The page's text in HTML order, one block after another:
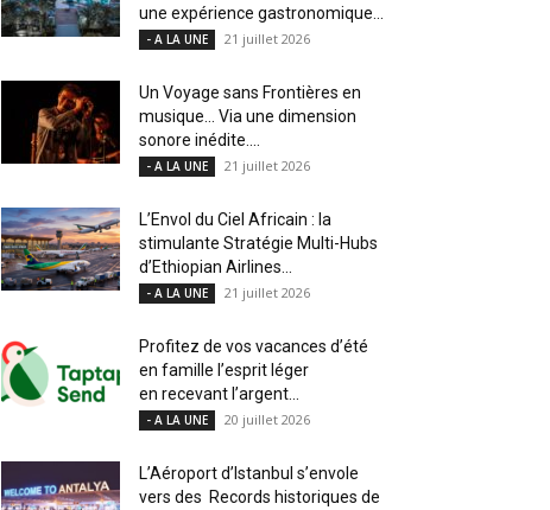
une expérience gastronomique...
- A LA UNE 21 juillet 2026
Un Voyage sans Frontières en
musique… Via une dimension
sonore inédite....
- A LA UNE 21 juillet 2026
L’Envol du Ciel Africain : la
stimulante Stratégie Multi-Hubs
d’Ethiopian Airlines...
- A LA UNE 21 juillet 2026
Profitez de vos vacances d’été
en famille l’esprit léger
en recevant l’argent...
- A LA UNE 20 juillet 2026
L’Aéroport d’Istanbul s’envole
vers des Records historiques de